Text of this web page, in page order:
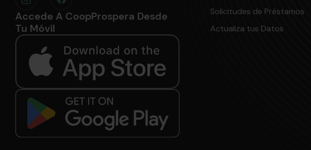
Accede A CoopProspera Desde
Tu Móvil
Solicitudes de Préstamos
Actualiza tus Datos